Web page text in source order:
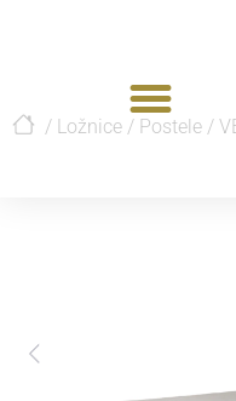
/ Ložnice / Postele /